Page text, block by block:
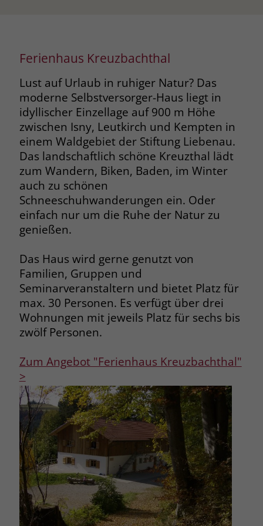
Ferienhaus Kreuzbachthal
Lust auf Urlaub in ruhiger Natur? Das
moderne Selbstversorger-Haus liegt in
idyllischer Einzellage auf 900 m Höhe
zwischen Isny, Leutkirch und Kempten in
einem Waldgebiet der Stiftung Liebenau.
Das landschaftlich schöne Kreuzthal lädt
zum Wandern, Biken, Baden, im Winter
auch zu schönen
Schneeschuhwanderungen ein. Oder
einfach nur um die Ruhe der Natur zu
genießen.
Das Haus wird gerne genutzt von
Familien, Gruppen und
Seminarveranstaltern und bietet Platz für
max. 30 Personen. Es verfügt über drei
Wohnungen mit jeweils Platz für sechs bis
zwölf Personen.
Zum Angebot "Ferienhaus Kreuzbachthal"
>
Zweck
Der Zweck von _fbp ist vollständig auf
die Werbe- und Analysebemühungen
von Facebook zurückzuführen. Dieses
Cookie ist ein Erstanbieter-Cookie, d. h.
Facebook platziert es, während ein
Verbraucher auf Facebook ist. Dieses
Cookie verfolgt die Besuche eines
Nutzers auf verschiedenen Websites
und meldet dieses Verhalten an
Facebook. Facebook kann dann die
bessere, relevantere Werbung zu
zeigen. Das _fbp-Cookie sammelt keine
persönlich identifizierbaren
Informationen und wird von Facebook
nur platziert, um Daten an das
Unternehmen zurückzusenden.